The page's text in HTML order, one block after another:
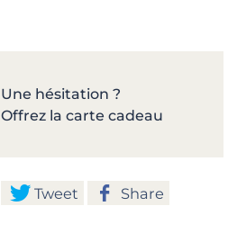
Une hésitation ?
Offrez la carte cadeau
Tweet
Share